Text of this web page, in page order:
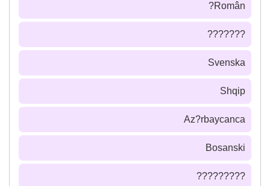
Român?
???????
Svenska
Shqip
Az?rbaycanca
Bosanski
?????????